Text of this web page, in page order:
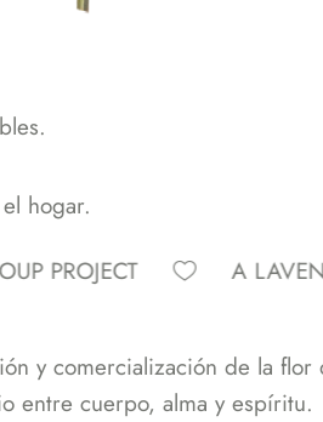
hogar.
A LAVENDER
y comercialización de la
entre cuerpo, alma y espíritu.